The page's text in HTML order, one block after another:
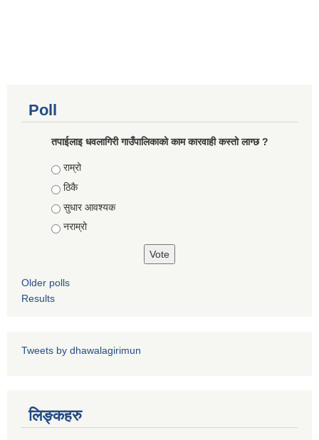
Poll
तपाईलाइ धवलागिरी गाउँपालिकाको काम कारवाही कस्तो लाग्छ ?
Choices
राम्रो
ठिकै
सुधार आवश्यक
नराम्रो
Older polls
Results
Tweets by dhawalagirimun
लिङ्कहरु